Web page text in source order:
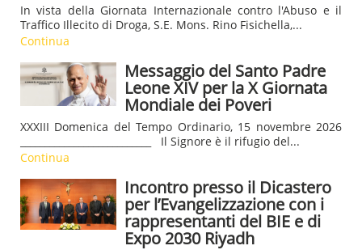
In vista della Giornata Internazionale contro l'Abuso e il
Traffico Illecito di Droga, S.E. Mons. Rino Fisichella,...
Continua
Messaggio del Santo Padre
Leone XIV per la X Giornata
Mondiale dei Poveri
XXXIII Domenica del Tempo Ordinario, 15 novembre 2026
___________________________ Il Signore è il rifugio del...
Continua
Incontro presso il Dicastero
per l’Evangelizzazione con i
rappresentanti del BIE e di
Expo 2030 Riyadh